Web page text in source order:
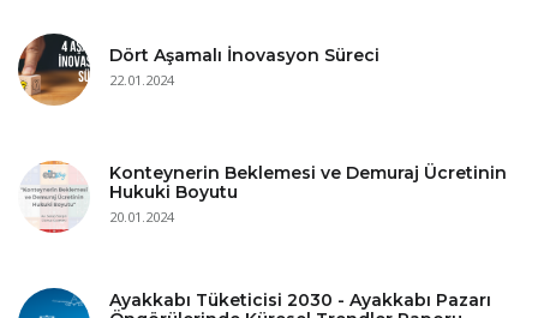
Dört Aşamalı İnovasyon Süreci
22.01.2024
Konteynerin Beklemesi ve Demuraj Ücretinin
Hukuki Boyutu
20.01.2024
Ayakkabı Tüketicisi 2030 - Ayakkabı Pazarı